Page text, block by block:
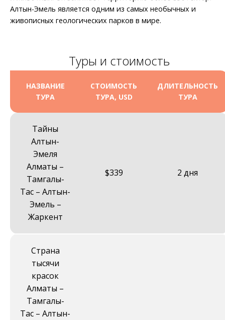
Алтын-Эмель является одним из самых необычных и
живописных геологических парков в мире.
Туры и стоимость
НАЗВАНИЕ
ТУРА
СТОИМОСТЬ
ТУРА, USD
ДЛИТЕЛЬНОСТЬ
ТУРА
Тайны
Алтын-
Эмеля
Алматы –
Тамгалы-
Таc – Алтын-
Эмель –
Жаркент
$339 2 дня
Страна
тысячи
красок
Алматы –
Тамгалы-
Таc – Алтын-